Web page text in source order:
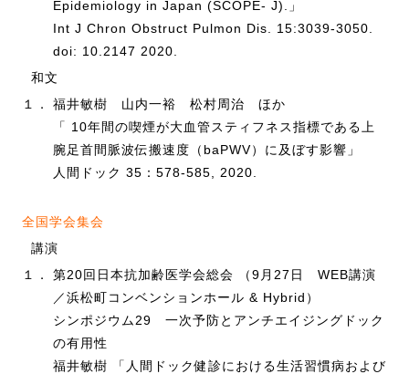
Epidemiology in Japan (SCOPE- J).」
Int J Chron Obstruct Pulmon Dis. 15:3039-3050.
doi: 10.2147 2020.
和文
１．
福井敏樹 山内一裕 松村周治 ほか
「 10年間の喫煙が大血管スティフネス指標である上
腕足首間脈波伝搬速度（baPWV）に及ぼす影響」
人間ドック 35：578-585, 2020.
全国学会集会
講演
１．
第20回日本抗加齢医学会総会 （9月27日 WEB講演
／浜松町コンベンションホール & Hybrid）
シンポジウム29 一次予防とアンチエイジングドック
の有用性
福井敏樹 「人間ドック健診における生活習慣病および